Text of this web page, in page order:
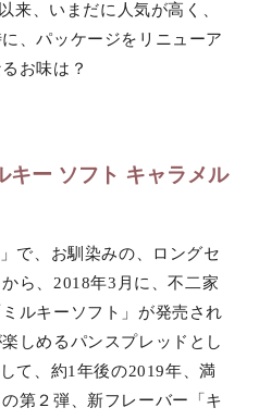
来、いまだに人気が高く、
、パッケージをリニューア
お味は？
キー ソフト キャラメル
で、お馴染みの、ロングセ
ら、2018年3月に、不二家
ルキーソフト」が発売され
しめるパンスプレッドとし
て、約1年後の2019年、満
第２弾、新フレーバー「キ